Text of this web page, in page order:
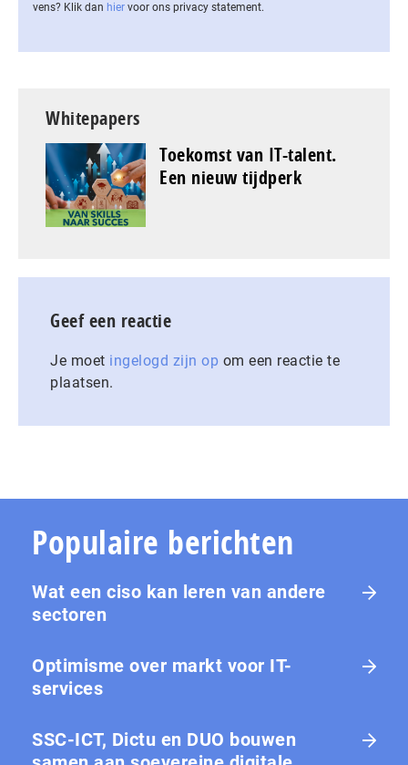
vens? Klik dan hier voor ons privacy statement.
Whitepapers
Toekomst van IT-talent.
Een nieuw tijdperk
Geef een reactie
Je moet ingelogd zijn op om een reactie te
plaatsen.
Populaire berichten
Wat een ciso kan leren van andere
sectoren
Optimisme over markt voor IT-
services
SSC-ICT, Dictu en DUO bouwen